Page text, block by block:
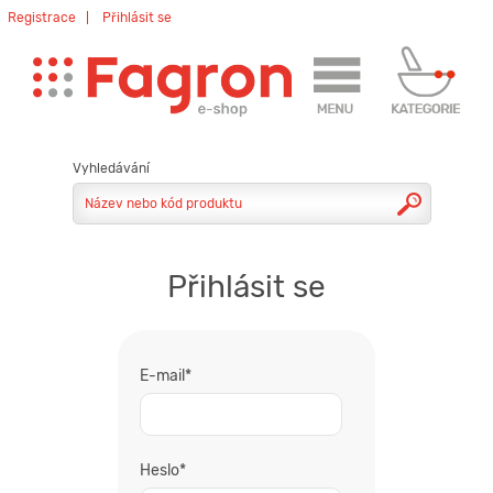
Registrace Přihlásit se
Přihlásit se
E-mail*
Heslo*